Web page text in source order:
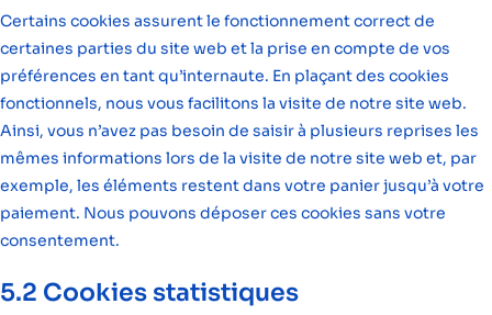
Certains cookies assurent le fonctionnement correct de
certaines parties du site web et la prise en compte de vos
préférences en tant qu’internaute. En plaçant des cookies
fonctionnels, nous vous facilitons la visite de notre site web.
Ainsi, vous n’avez pas besoin de saisir à plusieurs reprises les
mêmes informations lors de la visite de notre site web et, par
exemple, les éléments restent dans votre panier jusqu’à votre
paiement. Nous pouvons déposer ces cookies sans votre
consentement.
5.2 Cookies statistiques